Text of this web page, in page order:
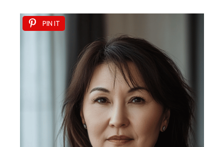
PIN IT